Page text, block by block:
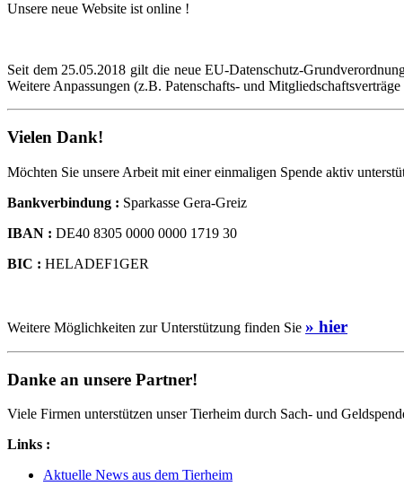
Unsere neue Website ist online !
Seit dem 25.05.2018 gilt die neue EU-Datenschutz-
Weitere Anpassungen (z.B. Patenschafts- und
Vielen Dank!
Möchten Sie unsere Arbeit mit einer einmaligen Spende aktiv
Bankverbindung : Sparkasse Gera-Greiz
IBAN : DE40 8305 0000 0000 1719 30
BIC : HELADEF1GER
Weitere Möglichkeiten zur Unterstützung finden Sie » hier
Danke an unsere Partner!
Viele Firmen unterstützen unser Tierheim durch Sach- und
Links :
Aktuelle News aus dem Tierheim